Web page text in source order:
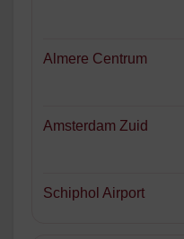
Almere Centrum
Amsterdam Zuid
Schiphol Airport